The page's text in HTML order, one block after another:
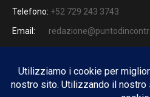
Telefono: +52 729 243 3743
Email: